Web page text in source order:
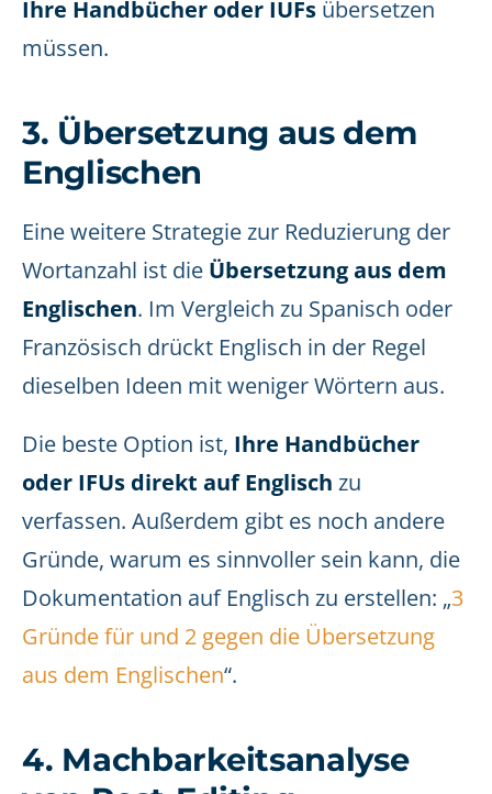
Ihre Handbücher oder IUFs übersetzen
müssen.
3. Übersetzung aus dem
Englischen
Eine weitere Strategie zur Reduzierung der
Wortanzahl ist die Übersetzung aus dem
Englischen. Im Vergleich zu Spanisch oder
Französisch drückt Englisch in der Regel
dieselben Ideen mit weniger Wörtern aus.
Die beste Option ist, Ihre Handbücher
oder IFUs direkt auf Englisch zu
verfassen. Außerdem gibt es noch andere
Gründe, warum es sinnvoller sein kann, die
Dokumentation auf Englisch zu erstellen: „3
Gründe für und 2 gegen die Übersetzung
aus dem Englischen“.
4. Machbarkeitsanalyse